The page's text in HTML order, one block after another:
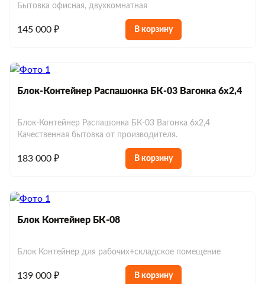
Бытовка офисная, двухкомнатная
145 000 ₽ В корзину
Блок-Контейнер Распашонка БК-03 Вагонка 6х2,4
Блок-Контейнер Распашонка БК-03 Вагонка 6х2,4
Качественная бытовка от производителя.
183 000 ₽ В корзину
Блок Контейнер БК-08
Блок Контейнер для рабочих+складское помещение
139 000 ₽ В корзину